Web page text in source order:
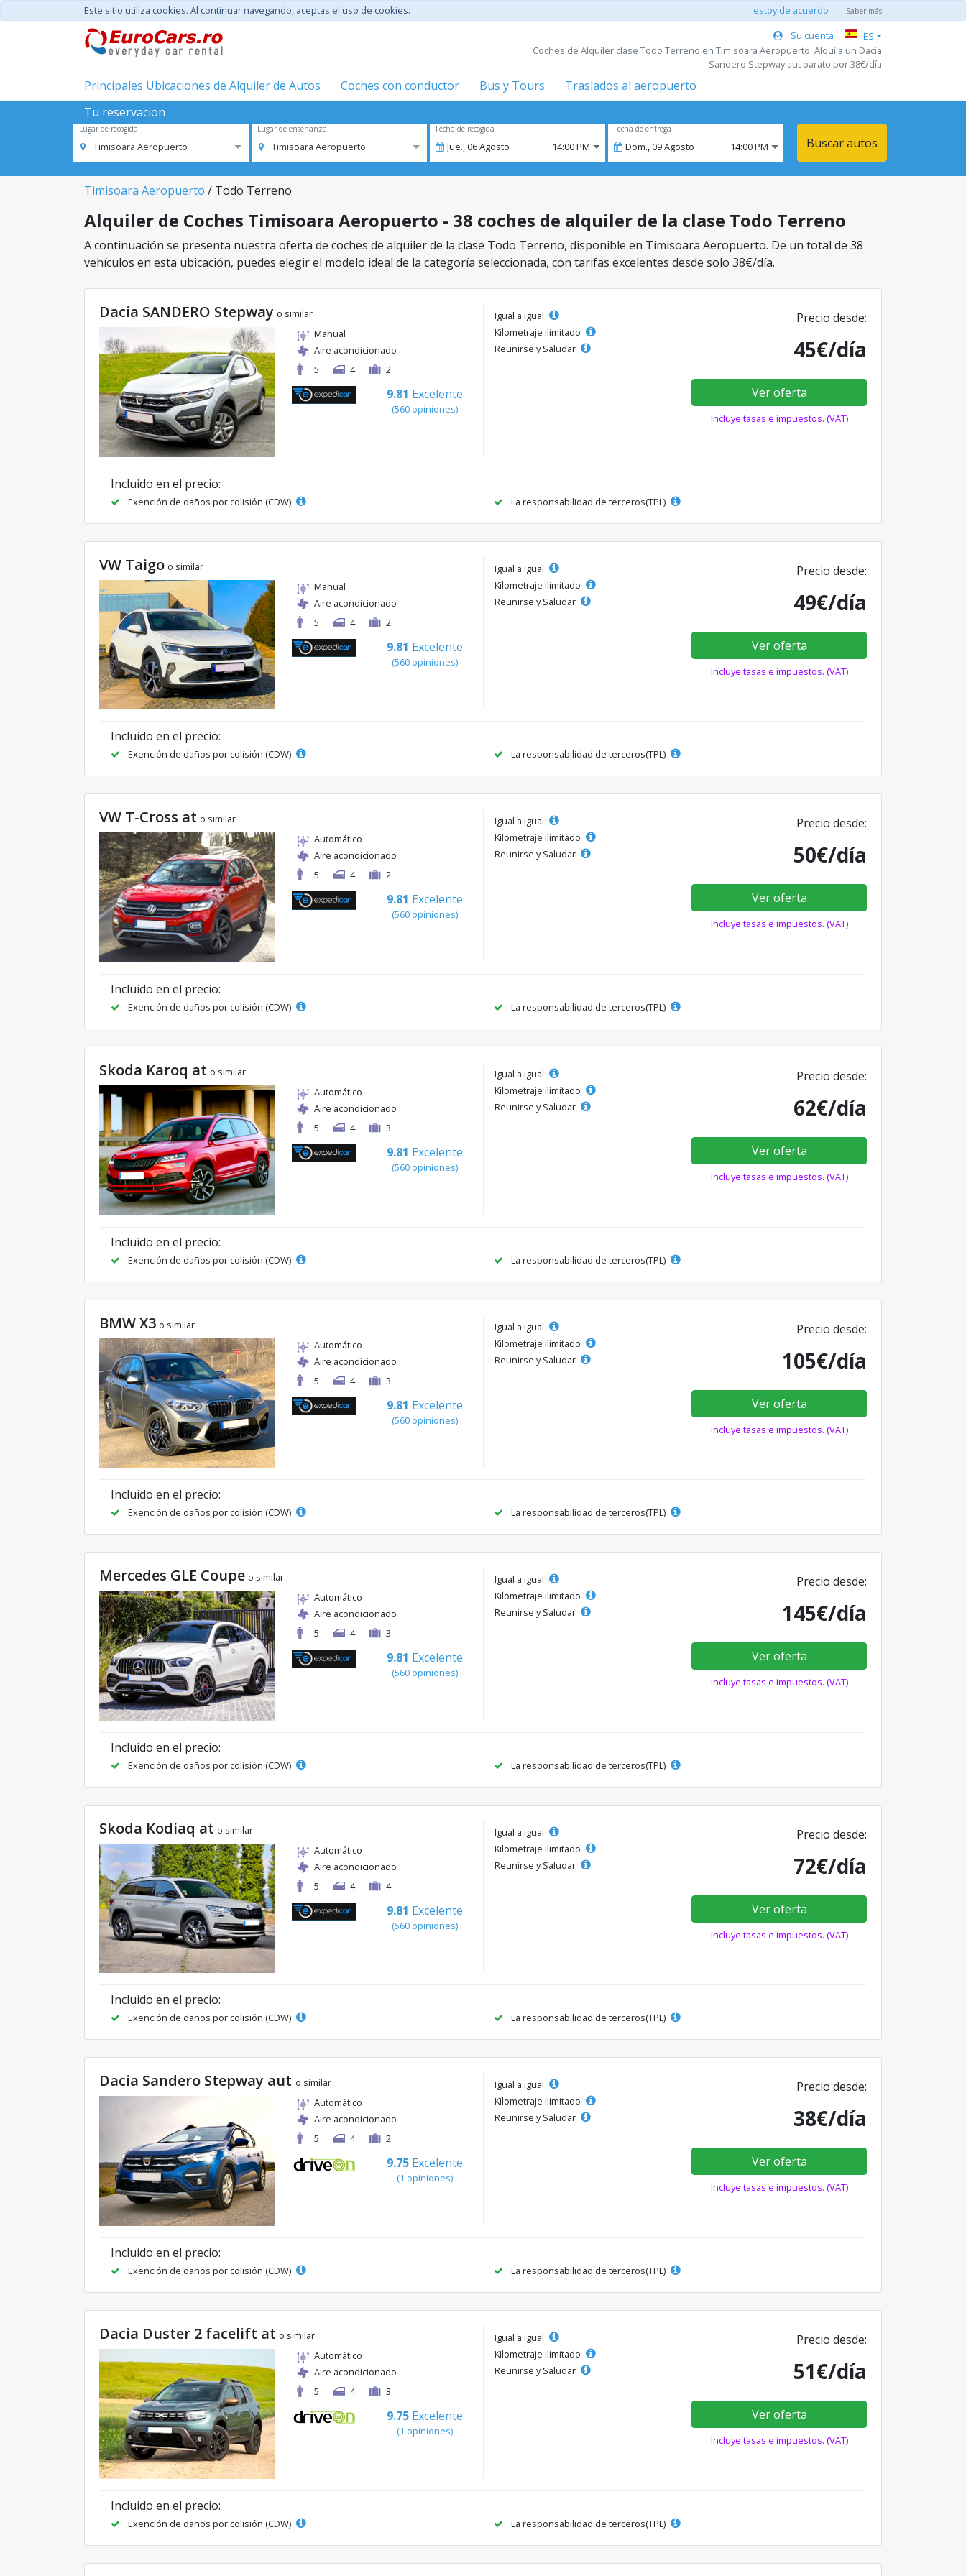
Este sitio utiliza cookies. Al continuar navegando, aceptas el uso de cookies. estoy de acuerdo Saber más
Su cuenta
ES
Coches de Alquiler clase Todo Terreno en Timisoara Aeropuerto. Alquila un Dacia
Sandero Stepway aut barato por 38€/día
Principales Ubicaciones de Alquiler de Autos Coches con conductor Bus y Tours
Traslados al aeropuerto
Tu reservacion
Lugar de recogida
Timisoara Aeropuerto
Lugar de enseñanza
Timisoara Aeropuerto
Fecha de recogida
Jue.,06Agosto 14:00 PM
Fecha de entrega
Dom.,09Agosto 14:00 PM Buscar autos
Timisoara Aeropuerto / Todo Terreno
Alquiler de Coches Timisoara Aeropuerto - 38 coches de alquiler de la clase Todo Terreno
A continuación se presenta nuestra oferta de coches de alquiler de la clase Todo Terreno, disponible en Timisoara Aeropuerto. De un total de 38
vehículos en esta ubicación, puedes elegir el modelo ideal de la categoría seleccionada, con tarifas excelentes desde solo 38€/día.
Dacia SANDERO Stepway o similar
Manual
Aire acondicionado
5
4 2
9.81 Excelente
(560 opiniones)
Igual a igual
Kilometraje ilimitado
Reunirse y Saludar
Precio desde:
45€/día
Ver oferta
Incluye tasas e impuestos. (VAT)
Incluido en el precio:
Exención de daños por colisión (CDW) La responsabilidad de terceros(TPL)
VW Taigo o similar
Manual
Aire acondicionado
5
4 2
9.81 Excelente
(560 opiniones)
Igual a igual
Kilometraje ilimitado
Reunirse y Saludar
Precio desde:
49€/día
Ver oferta
Incluye tasas e impuestos. (VAT)
Incluido en el precio:
Exención de daños por colisión (CDW) La responsabilidad de terceros(TPL)
VW T-Cross at o similar
Automático
Aire acondicionado
5
4 2
9.81 Excelente
(560 opiniones)
Igual a igual
Kilometraje ilimitado
Reunirse y Saludar
Precio desde:
50€/día
Ver oferta
Incluye tasas e impuestos. (VAT)
Incluido en el precio:
Exención de daños por colisión (CDW) La responsabilidad de terceros(TPL)
Skoda Karoq at o similar
Automático
Aire acondicionado
5
4 3
9.81 Excelente
(560 opiniones)
Igual a igual
Kilometraje ilimitado
Reunirse y Saludar
Precio desde:
62€/día
Ver oferta
Incluye tasas e impuestos. (VAT)
Incluido en el precio:
Exención de daños por colisión (CDW) La responsabilidad de terceros(TPL)
BMW X3 o similar
Automático
Aire acondicionado
5
4 3
9.81 Excelente
(560 opiniones)
Igual a igual
Kilometraje ilimitado
Reunirse y Saludar
Precio desde:
105€/día
Ver oferta
Incluye tasas e impuestos. (VAT)
Incluido en el precio:
Exención de daños por colisión (CDW) La responsabilidad de terceros(TPL)
Mercedes GLE Coupe o similar
Automático
Aire acondicionado
5
4 3
9.81 Excelente
(560 opiniones)
Igual a igual
Kilometraje ilimitado
Reunirse y Saludar
Precio desde:
145€/día
Ver oferta
Incluye tasas e impuestos. (VAT)
Incluido en el precio:
Exención de daños por colisión (CDW) La responsabilidad de terceros(TPL)
Skoda Kodiaq at o similar
Automático
Aire acondicionado
5
4 4
9.81 Excelente
(560 opiniones)
Igual a igual
Kilometraje ilimitado
Reunirse y Saludar
Precio desde:
72€/día
Ver oferta
Incluye tasas e impuestos. (VAT)
Incluido en el precio:
Exención de daños por colisión (CDW) La responsabilidad de terceros(TPL)
Dacia Sandero Stepway aut o similar
Automático
Aire acondicionado
5
4 2
9.75 Excelente
(1 opiniones)
Igual a igual
Kilometraje ilimitado
Reunirse y Saludar
Precio desde:
38€/día
Ver oferta
Incluye tasas e impuestos. (VAT)
Incluido en el precio:
Exención de daños por colisión (CDW) La responsabilidad de terceros(TPL)
Dacia Duster 2 facelift at o similar
Automático
Aire acondicionado
5
4 3
9.75 Excelente
(1 opiniones)
Igual a igual
Kilometraje ilimitado
Reunirse y Saludar
Precio desde:
51€/día
Ver oferta
Incluye tasas e impuestos. (VAT)
Incluido en el precio:
Exención de daños por colisión (CDW) La responsabilidad de terceros(TPL)